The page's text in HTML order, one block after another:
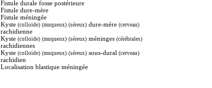
Fistule durale fosse postérieure
Fistule dure-mère
Fistule méningée
Kyste (colloïde) (muqueux) (séreux)dure-mère (cerveau)
rachidienne
Kyste (colloïde) (muqueux) (séreux)méninges (cérébrales)
rachidiennes
Kyste (colloïde) (muqueux) (séreux)sous-dural (cerveau)
rachidien
Localisation blastique méningée